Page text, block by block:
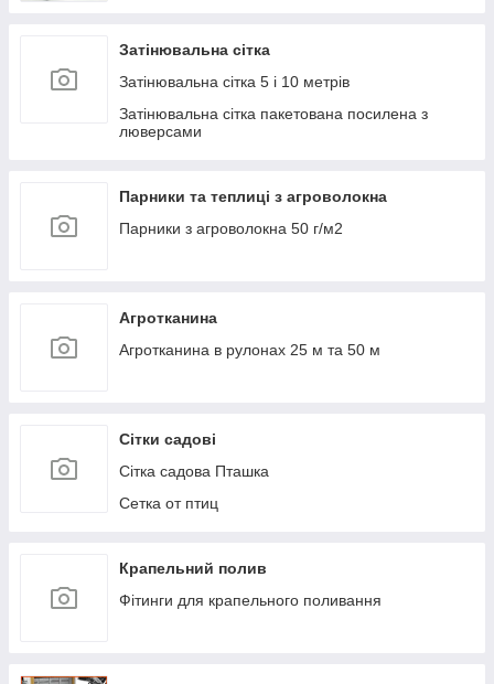
Затінювальна сітка
Затінювальна сітка 5 і 10 метрів
Затінювальна сітка пакетована посилена з
люверсами
Парники та теплиці з агроволокна
Парники з агроволокна 50 г/м2
Агротканина
Агротканина в рулонах 25 м та 50 м
Сітки садові
Сітка садова Пташка
Сетка от птиц
Крапельний полив
Фітинги для крапельного поливання